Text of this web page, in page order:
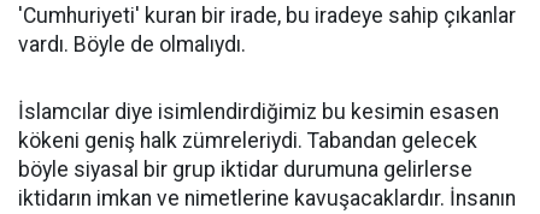
'Cumhuriyeti' kuran bir irade, bu iradeye sahip çıkanlar
vardı. Böyle de olmalıydı.
İslamcılar diye isimlendirdiğimiz bu kesimin esasen
kökeni geniş halk zümreleriydi. Tabandan gelecek
böyle siyasal bir grup iktidar durumuna gelirlerse
iktidarın imkan ve nimetlerine kavuşacaklardır. İnsanın